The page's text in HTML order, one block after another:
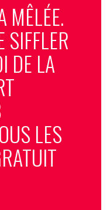
MÊLÉE.
SIFFLER
DE LA
LES